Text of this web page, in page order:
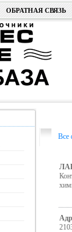
ОБРАТНАЯ СВЯЗЬ
Все